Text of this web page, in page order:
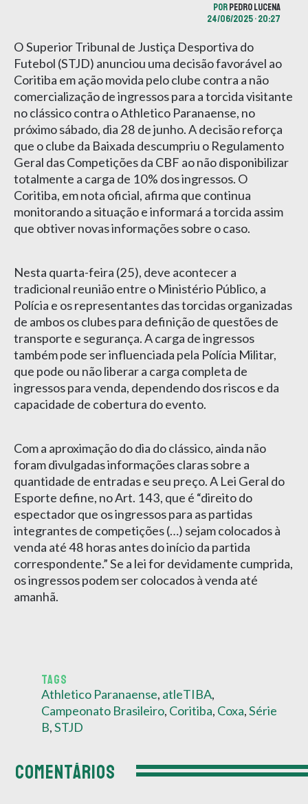
PORPEDRO LUCENA
24/06/2025 • 20:27
O Superior Tribunal de Justiça Desportiva do
Futebol (STJD) anunciou uma decisão favorável ao
Coritiba em ação movida pelo clube contra a não
comercialização de ingressos para a torcida visitante
no clássico contra o Athletico Paranaense, no
próximo sábado, dia 28 de junho. A decisão reforça
que o clube da Baixada descumpriu o Regulamento
Geral das Competições da CBF ao não disponibilizar
totalmente a carga de 10% dos ingressos. O
Coritiba, em nota oficial, afirma que continua
monitorando a situação e informará a torcida assim
que obtiver novas informações sobre o caso.
Nesta quarta-feira (25), deve acontecer a
tradicional reunião entre o Ministério Público, a
Polícia e os representantes das torcidas organizadas
de ambos os clubes para definição de questões de
transporte e segurança. A carga de ingressos
também pode ser influenciada pela Polícia Militar,
que pode ou não liberar a carga completa de
ingressos para venda, dependendo dos riscos e da
capacidade de cobertura do evento.
Com a aproximação do dia do clássico, ainda não
foram divulgadas informações claras sobre a
quantidade de entradas e seu preço. A Lei Geral do
Esporte define, no Art. 143, que é “direito do
espectador que os ingressos para as partidas
integrantes de competições (…) sejam colocados à
venda até 48 horas antes do início da partida
correspondente.” Se a lei for devidamente cumprida,
os ingressos podem ser colocados à venda até
amanhã.
TAGS
Athletico Paranaense, atleTIBA,
Campeonato Brasileiro, Coritiba, Coxa,Série
B,STJD
COMENTÁRIOS